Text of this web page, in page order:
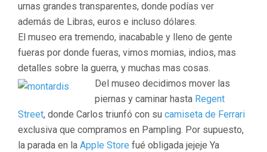
urnas grandes transparentes, donde podías ver
además de Libras, euros e incluso dólares.
El museo era tremendo, inacabable y lleno de gente
fueras por donde fueras, vimos momias, indios, mas
detalles sobre la guerra, y muchas mas cosas.
Del museo decidimos mover las
piernas y caminar hasta Regent
Street, donde Carlos triunfó con su camiseta de Ferrari
exclusiva que compramos en Pampling. Por supuesto,
la parada en la Apple Store fué obligada jejeje Ya